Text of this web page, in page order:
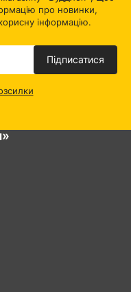
про новинки,
інформацію.
Підписатися